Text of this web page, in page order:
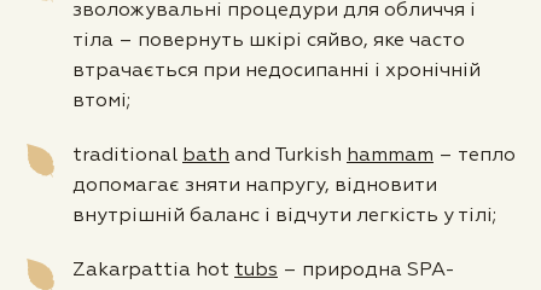
зволожувальні процедури для обличчя і
тіла – повернуть шкірі сяйво, яке часто
втрачається при недосипанні і хронічній
втомі;
traditional bath and Turkish hammam – тепло
допомагає зняти напругу, відновити
внутрішній баланс і відчути легкість у тілі;
Zakarpattia hot tubs – природна SPA-